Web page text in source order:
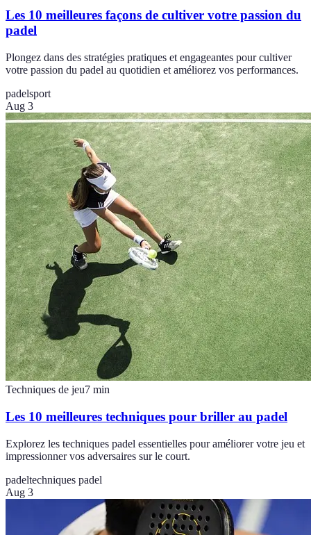
Les 10 meilleures façons de cultiver votre passion du
padel
Plongez dans des stratégies pratiques et engageantes pour cultiver
votre passion du padel au quotidien et améliorez vos performances.
padelsport
Aug 3
Techniques de jeu7 min
Les 10 meilleures techniques pour briller au padel
Explorez les techniques padel essentielles pour améliorer votre jeu et
impressionner vos adversaires sur le court.
padeltechniques padel
Aug 3